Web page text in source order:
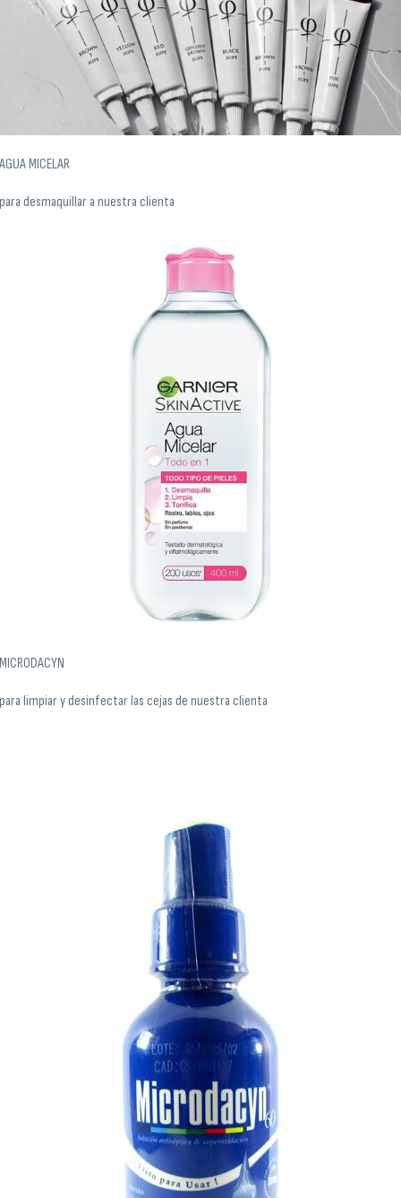
AGUA MICELAR
para desmaquillar a nuestra clienta
MICRODACYN
para limpiar y desinfectar las cejas de nuestra clienta